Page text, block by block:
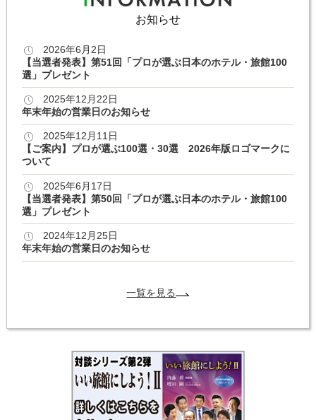
お知らせ
2026年6月2日
【当選者発表】第51回「プロが選ぶ日本のホテル・旅館100
選」プレゼント
2025年12月22日
年末年始の営業日のお知らせ
2025年12月11日
【ご案内】プロが選ぶ100選・30選 2026年版ロゴマークに
ついて
2025年6月17日
【当選者発表】第50回「プロが選ぶ日本のホテル・旅館100
選」プレゼント
2024年12月25日
年末年始の営業日のお知らせ
一覧を見る